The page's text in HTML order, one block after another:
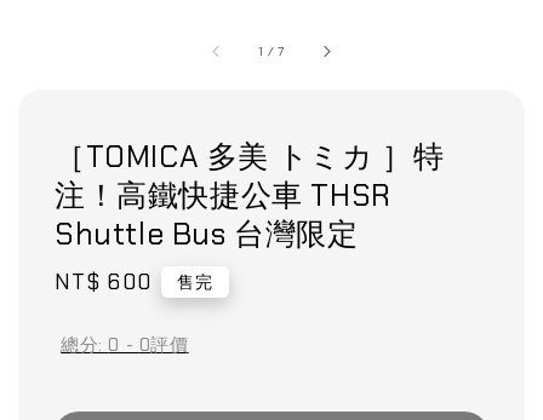
1 /7
［TOMICA 多美 トミカ ］特
注！高鐵快捷公車 THSR
Shuttle Bus 台灣限定
Regular
NT$ 600 售完
總分: 0 - 0評價